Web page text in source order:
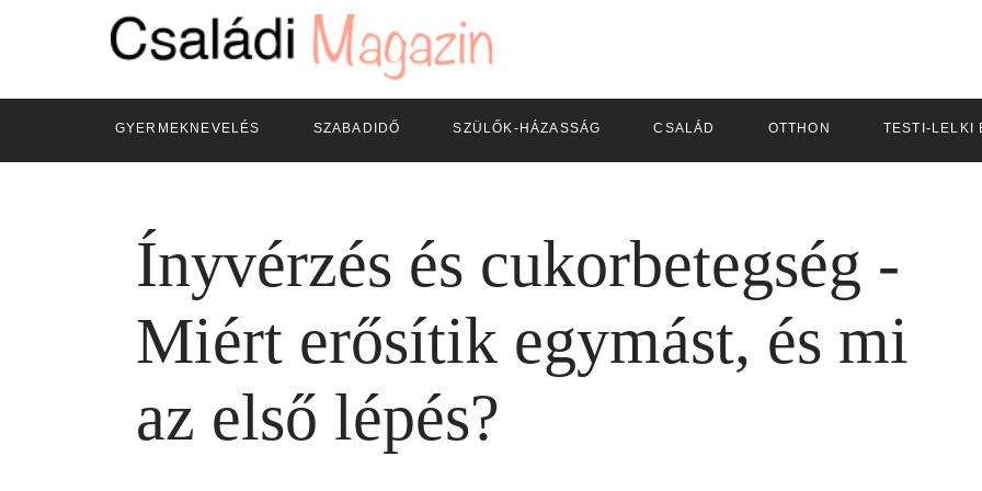
GYERMEKNEVELÉS SZABADIDŐ SZÜLŐK-HÁZASSÁG CSALÁD OTTHON TESTI-LELKI
Ínyvérzés és cukorbetegség -
Miért erősítik egymást, és mi
az első lépés?